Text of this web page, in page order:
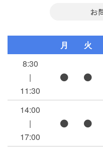
お
月 火
8:30
|
11:30
14:00
|
17:00